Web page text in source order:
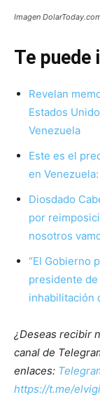
Imagen
Te puede
Revelan
Estados
Venezuela
Este es el
en
Diosdado
por
nosotros
“El Gobierno
presidente
inhabilitación
¿Deseas recibir
canal de
enlaces:
https://t.me/